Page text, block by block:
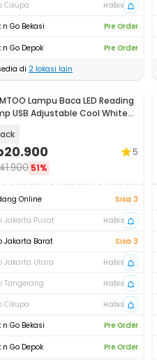
Cikupa
Habis
n Go Bekasi
Pre Order
n Go Depok
Pre Order
di 2 lokasi lain
Lampu Baca LED Reading
USB Adjustable Cool White
20.900
51%
5
Online
Sisa 3
Jakarta Pusat
Habis
Jakarta Barat
Sisa 3
Jakarta Utara
Habis
Tangerang
Habis
Cikupa
Habis
n Go Bekasi
Pre Order
n Go Depok Pre Order